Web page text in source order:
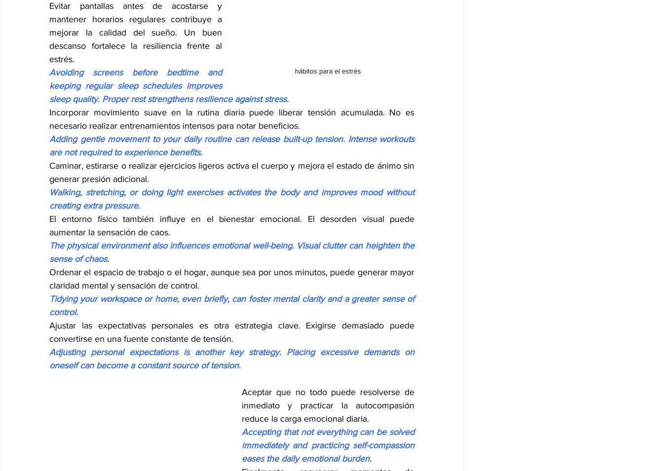
hábitos para el estrés
Evitar pantallas antes de acostarse y
mantener horarios regulares contribuye a
mejorar la calidad del sueño. Un buen
descanso fortalece la resiliencia frente al
estrés.
Avoiding screens before bedtime and
keeping regular sleep schedules improves
sleep quality. Proper rest strengthens resilience against stress.
Incorporar movimiento suave en la rutina diaria puede liberar tensión acumulada. No es
necesario realizar entrenamientos intensos para notar beneficios.
Adding gentle movement to your daily routine can release built-up tension. Intense workouts
are not required to experience benefits.
Caminar, estirarse o realizar ejercicios ligeros activa el cuerpo y mejora el estado de ánimo sin
generar presión adicional.
Walking, stretching, or doing light exercises activates the body and improves mood without
creating extra pressure.
El entorno físico también influye en el bienestar emocional. El desorden visual puede
aumentar la sensación de caos.
The physical environment also influences emotional well-being. Visual clutter can heighten the
sense of chaos.
Ordenar el espacio de trabajo o el hogar, aunque sea por unos minutos, puede generar mayor
claridad mental y sensación de control.
Tidying your workspace or home, even briefly, can foster mental clarity and a greater sense of
control.
Ajustar las expectativas personales es otra estrategia clave. Exigirse demasiado puede
convertirse en una fuente constante de tensión.
Adjusting personal expectations is another key strategy. Placing excessive demands on
oneself can become a constant source of tension.
Aceptar que no todo puede resolverse de
inmediato y practicar la autocompasión
reduce la carga emocional diaria.
Accepting that not everything can be solved
immediately and practicing self-compassion
eases the daily emotional burden.